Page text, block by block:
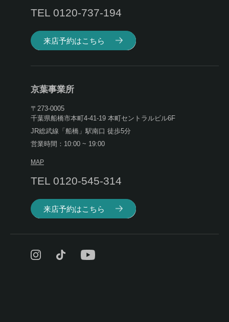
TEL 0120-737-194
来店予約はこちら
京葉事業所
〒273-0005
千葉県船橋市本町4-41-19 本町セントラルビル6F
JR総武線「船橋」駅南口 徒歩5分
営業時間：10:00 ~ 19:00
MAP
TEL 0120-545-314
来店予約はこちら